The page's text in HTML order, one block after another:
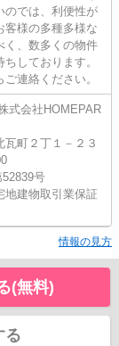
のでは、利便性が
客様の多種多様な
く、数多くの物件
しております。
連絡ください。
式会社HOMEPAR
瓦町２丁１－２３
号
建物取引業保証
情報の見方
(無料)
る